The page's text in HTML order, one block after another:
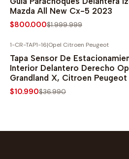
Mazda All New Cx-5 2023
$800.000$1.999.999
1-CR-TAP1-16|Opel Citroen Peugeot
Tapa Sensor De
Interior Delantero Derecho
Grandland X, Citroen Peugeot
$10.990$36.990